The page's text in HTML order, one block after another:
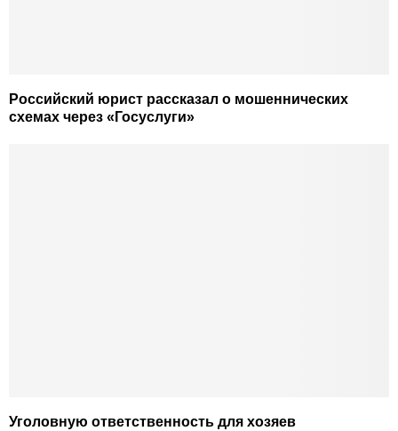
Российский юрист рассказал о мошеннических
схемах через «Госуслуги»
Уголовную ответственность для хозяев